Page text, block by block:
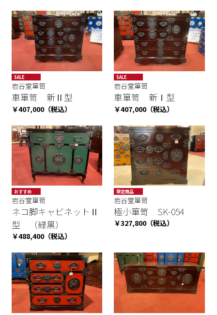
SALE
岩谷堂箪笥
車箪笥 新Ⅱ型
￥407,000（税込）
SALE
岩谷堂箪笥
車箪笥 新Ⅰ型
￥407,000（税込）
おすすめ
岩谷堂箪笥
ネコ脚キャビネットⅡ
型 （緑黒）
￥488,400（税込）
限定商品
岩谷堂箪笥
極小箪笥 SK-054
￥327,800（税込）